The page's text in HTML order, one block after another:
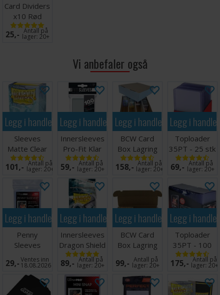
Card Dividers
x10 Rød
25,- Antall på
lager:20+
Vi anbefaler også
Legg i handlekurven
Sleeves
Matte Clear
x100 - 63x88
m/box
101,- Antall på
lager: 20+
Legg i handlekurven
Innersleeves
Pro-Fit Klar
x100 64x89
59,- Antall på
lager:20+
Legg i handlekurven
BCW Card
Box Lagring
4000 kort
158,- Antall på
lager:20+
Legg i
Toploader
35PT - 25 stk
63,5 x 88,9
mm
69,- Antall på
lager:20+
Legg i handlekurven
Penny
Sleeves
63.5x89mm
100 stk
29,-Ventes inn
18.08.2026
Legg i handlekurven
Innersleeves
Dragon Shield
Klar
64x89mm
89,- Antall på
lager:20+
Legg i handlekurven
BCW Card
Box Lagring
1000 kort
99,- Antall på
lager:20+
Legg i
Toploader
35PT - 100
stk 63,5 x
88,9 mm
175,- Antall på
lager:20+